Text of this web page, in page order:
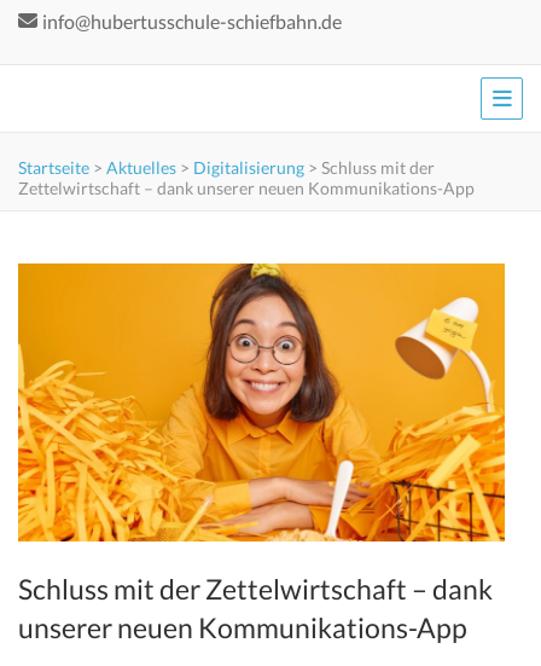
info@hubertusschule-schiefbahn.de
Startseite > Aktuelles > Digitalisierung > Schluss mit der
Zettelwirtschaft – dank unserer neuen Kommunikations-App
Schluss mit der Zettelwirtschaft – dank
unserer neuen Kommunikations-App